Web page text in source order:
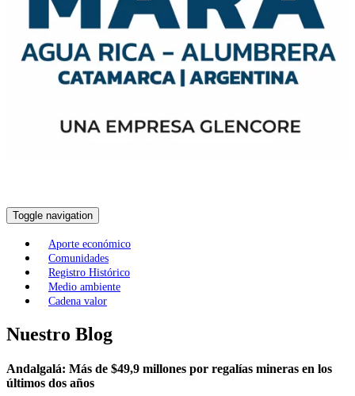
Toggle navigation
Aporte económico
Comunidades
Registro Histórico
Medio ambiente
Cadena valor
Nuestro Blog
Andalgalá: Más de $49,9 millones por regalías mineras en los
últimos dos años